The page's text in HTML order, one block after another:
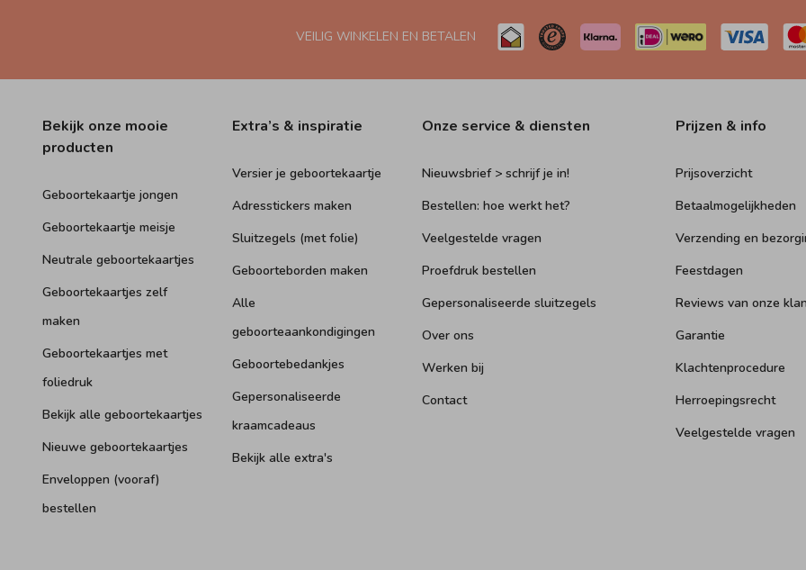
VEILIG WINKELEN EN BETALEN
Bekijk onze mooie
producten
Geboortekaartje jongen
Geboortekaartje meisje
Neutrale geboortekaartjes
Geboortekaartjes zelf
maken
Geboortekaartjes met
foliedruk
Bekijk alle geboortekaartjes
Nieuwe geboortekaartjes
Enveloppen (vooraf)
bestellen
Extra’s & inspiratie
Versier je geboortekaartje
Adresstickers maken
Sluitzegels (met folie)
Geboorteborden maken
Alle
geboorteaankondigingen
Geboortebedankjes
Gepersonaliseerde
kraamcadeaus
Bekijk alle extra's
Onze service & diensten
Nieuwsbrief > schrijf je in!
Bestellen: hoe werkt het?
Veelgestelde vragen
Proefdruk bestellen
Gepersonaliseerde sluitzegels
Over ons
Werken bij
Contact
Prijzen & info
Prijsoverzicht
Betaalmogelijkheden
Verzending en
Feestdagen
Reviews van onze
Garantie
Klachtenprocedure
Herroepingsrecht
Veelgestelde vragen